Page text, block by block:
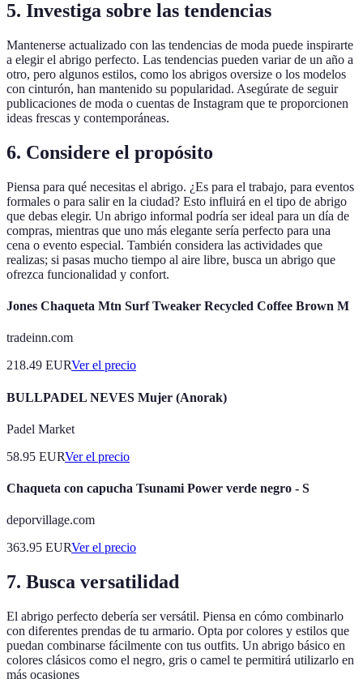
5. Investiga sobre las tendencias
Mantenerse actualizado con las tendencias de moda puede inspirarte
a elegir el abrigo perfecto. Las tendencias pueden variar de un año a
otro, pero algunos estilos, como los abrigos oversize o los modelos
con cinturón, han mantenido su popularidad. Asegúrate de seguir
publicaciones de moda o cuentas de Instagram que te proporcionen
ideas frescas y contemporáneas.
6. Considere el propósito
Piensa para qué necesitas el abrigo. ¿Es para el trabajo, para eventos
formales o para salir en la ciudad? Esto influirá en el tipo de abrigo
que debas elegir. Un abrigo informal podría ser ideal para un día de
compras, mientras que uno más elegante sería perfecto para una
cena o evento especial. También considera las actividades que
realizas; si pasas mucho tiempo al aire libre, busca un abrigo que
ofrezca funcionalidad y confort.
Jones Chaqueta Mtn Surf Tweaker Recycled Coffee Brown M
tradeinn.com
218.49 EURVer el precio
BULLPADEL NEVES Mujer (Anorak)
Padel Market
58.95 EURVer el precio
Chaqueta con capucha Tsunami Power verde negro - S
deporvillage.com
363.95 EURVer el precio
7. Busca versatilidad
El abrigo perfecto debería ser versátil. Piensa en cómo combinarlo
con diferentes prendas de tu armario. Opta por colores y estilos que
puedan combinarse fácilmente con tus outfits. Un abrigo básico en
colores clásicos como el negro, gris o camel te permitirá utilizarlo en
más ocasiones